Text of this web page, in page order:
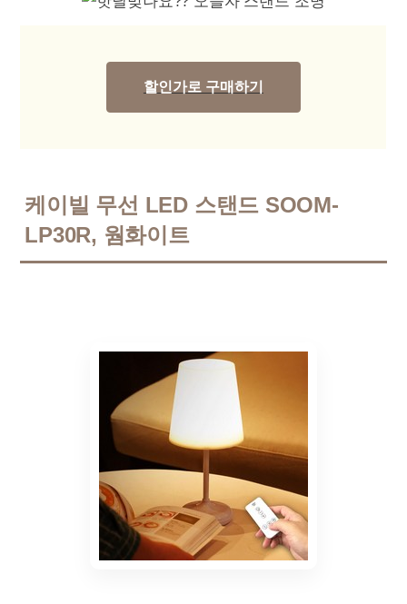
할인가로 구매하기
케이빌 무선 LED 스탠드 SOOM-
LP30R, 웜화이트